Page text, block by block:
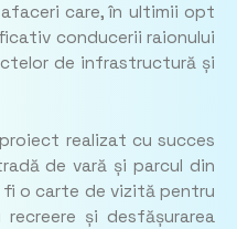
care, în ultimii opt
conducerii raionului
de infrastructură și
realizat cu succes
de vară și parcul din
fi o carte de vizită pentru
și desfășurarea